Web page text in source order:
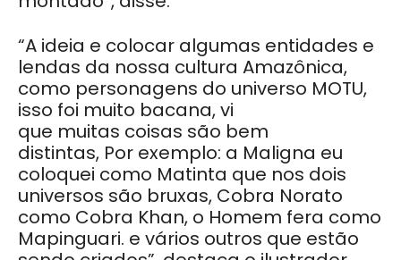
“A ideia e colocar algumas entidades e
lendas da nossa cultura Amazônica,
como personagens do universo MOTU,
isso foi muito bacana, vi
que muitas coisas são bem
distintas, Por exemplo: a Maligna eu
coloquei como Matinta que nos dois
universos são bruxas, Cobra Norato
como Cobra Khan, o Homem fera como
Mapinguari. e vários outros que estão